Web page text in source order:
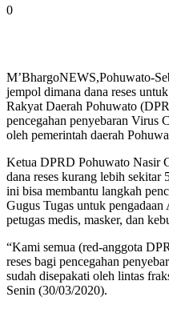
0
M’BhargoNEWS,Pohuwato-
jempol dimana dana reses
Rakyat Daerah Pohuwato
pencegahan penyebaran Virus
oleh pemerintah daerah
Ketua DPRD Pohuwato Nasir
dana reses kurang lebih sekitar
ini bisa membantu langkah
Gugus Tugas untuk
petugas medis, masker, dan
“Kami semua (red-anggota
reses bagi pencegahan
sudah disepakati oleh lintas
Senin (30/03/2020).